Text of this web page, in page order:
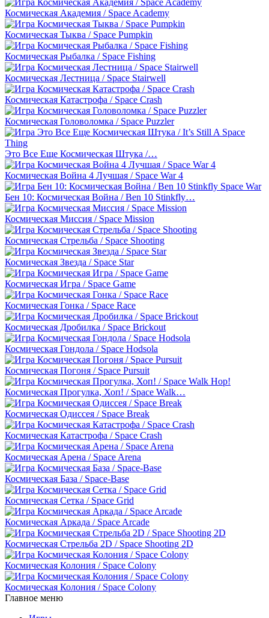
Космическая Академия / Space Academy
Космическая Тыква / Space Pumpkin
Космическая Рыбалка / Space Fishing
Космическая Лестница / Space Stairwell
Космическая Катастрофа / Space Crash
Космическая Головоломка / Space Puzzler
Это Все Еще Космическая Штука /…
Космическая Война 4 Лучшая / Space War 4
Бен 10: Космическая Война / Ben 10 Stinkfly…
Космическая Миссия / Space Mission
Космическая Стрельба / Space Shooting
Космическая Звезда / Space Star
Космическая Игра / Space Game
Космическая Гонка / Space Race
Космическая Дробилка / Space Brickout
Космическая Гондола / Space Hodsola
Космическая Погоня / Space Pursuit
Космическая Прогулка, Хоп! / Space Walk…
Космическая Одиссея / Space Break
Космическая Катастрофа / Space Crash
Космическая Арена / Space Arena
Космическая База / Space-Base
Космическая Сетка / Space Grid
Космическая Аркада / Space Arcade
Космическая Стрельба 2D / Space Shooting 2D
Космическая Колония / Space Colony
Космическая Колония / Space Colony
Главное меню